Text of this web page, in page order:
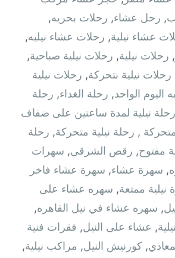
, رحل عشاء, رحلات بحريه,
عشاء نيلية, رحلات عشاء نيليه,
, رحلات نيلية, رحلات نيلية صباحية,
رحلات نيلية نتحركة, رحلات نيلية
اليوم الواحد, رحلة الغداء, رحلة
رحلة نيلية لمدة ساعتين على ضفاف
, رحلة نيلية متحركة, رحلة
مفتوح, رقص الشرقى, سهرات
, سهرة عشاء, سهرة عشاء فاخر
نيلية ممتعة, سهره عشاء على
, سهره عشاء في نيل القاهره‏,
, عشاء على النيل, فقرات فنية
, كورنيش النيل, مراكب نيلية,